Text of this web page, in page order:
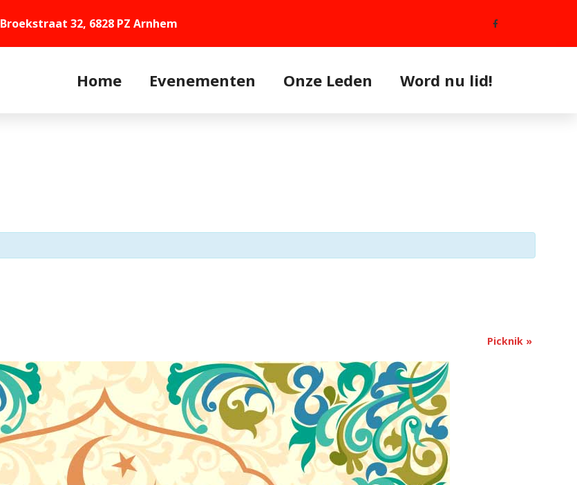
Broekstraat 32, 6828 PZ Arnhem
Home Evenementen Onze Leden Word nu lid!
Picknik »